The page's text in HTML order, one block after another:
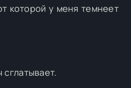
которой у меня темнеет